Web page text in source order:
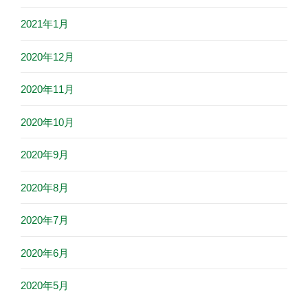
2021年1月
2020年12月
2020年11月
2020年10月
2020年9月
2020年8月
2020年7月
2020年6月
2020年5月